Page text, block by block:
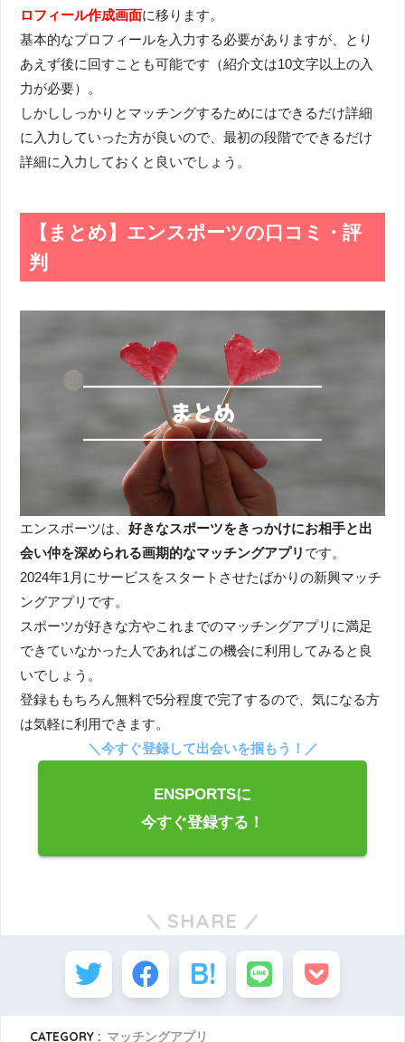
ロフィール作成画面に移ります。
基本的なプロフィールを入力する必要がありますが、とり
あえず後に回すことも可能です（紹介文は10文字以上の入
力が必要）。
しかししっかりとマッチングするためにはできるだけ詳細
に入力していった方が良いので、最初の段階でできるだけ
詳細に入力しておくと良いでしょう。
【まとめ】エンスポーツの口コミ・評
判
エンスポーツは、好きなスポーツをきっかけにお相手と出
会い仲を深められる画期的なマッチングアプリ です。
2024年1月にサービスをスタートさせたばかりの新興マッチ
ングアプリです。
スポーツが好きな方やこれまでのマッチングアプリに満足
できていなかった人であればこの機会に利用してみると良
いでしょう。
登録ももちろん無料で5分程度で完了するので、気になる方
は気軽に利用できます。
＼今すぐ登録して出会いを掴もう！／
ENSPORTSに
今すぐ登録する！
SHARE
CATEGORY : マッチングアプリ